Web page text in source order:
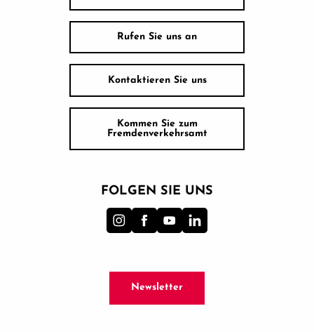
Rufen Sie uns an
Kontaktieren Sie uns
Kommen Sie zum
Fremdenverkehrsamt
FOLGEN SIE UNS
Newsletter